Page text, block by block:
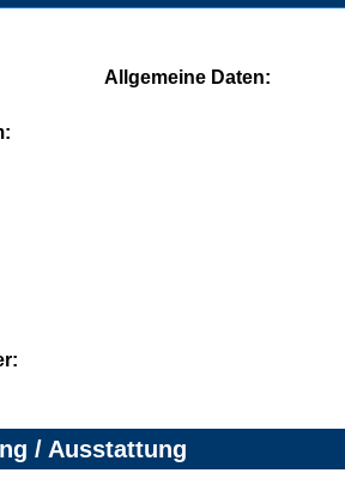
Allgemeine Daten:
/ Ausstattung